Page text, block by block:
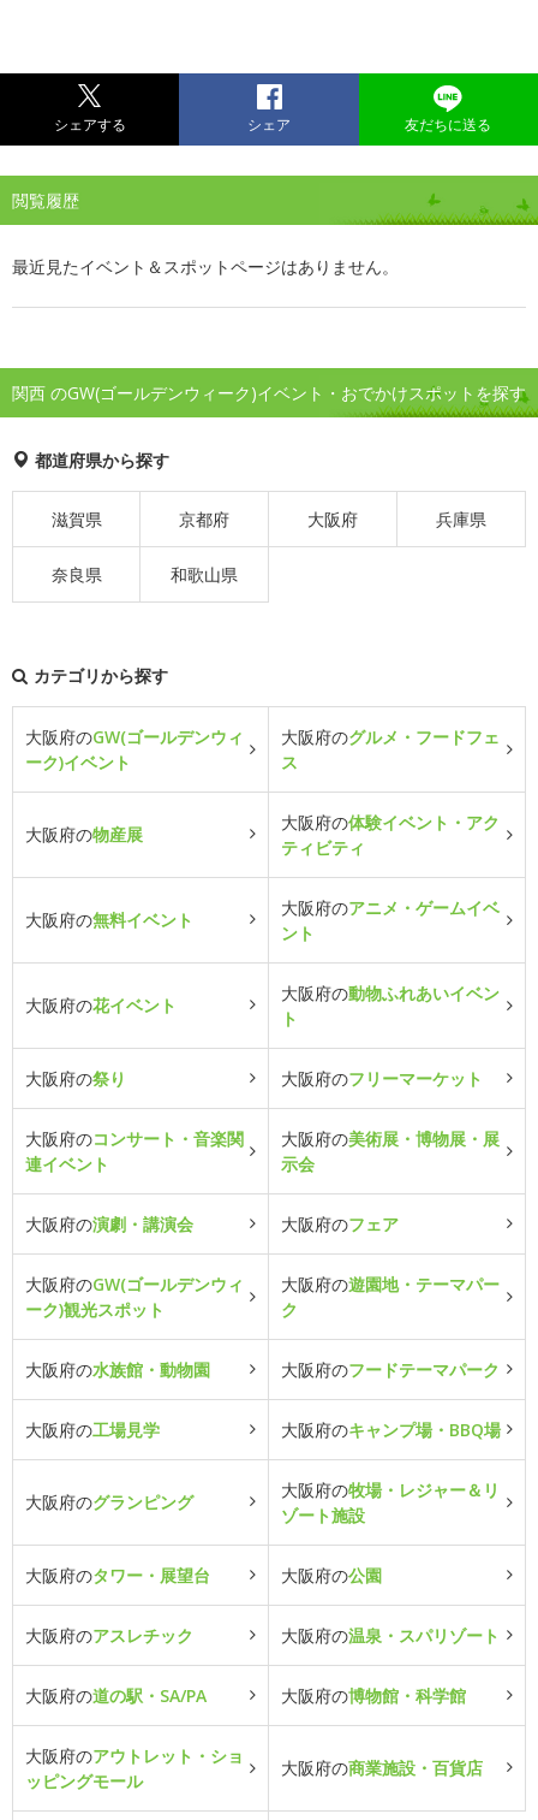
シェアする シェア 友だちに送る
閲覧履歴
最近見たイベント＆スポットページはありません。
関西 のGW(ゴールデンウィーク)イベント・おでかけスポットを探す
都道府県から探す
滋賀県 京都府 大阪府 兵庫県
奈良県 和歌山県
カテゴリから探す
大阪府のGW(ゴールデンウィ
ーク)イベント
大阪府のグルメ・フードフェ
ス
大阪府の物産展
大阪府の体験イベント・アク
ティビティ
大阪府の無料イベント
大阪府のアニメ・ゲームイベ
ント
大阪府の花イベント
大阪府の動物ふれあいイベン
ト
大阪府の祭り 大阪府のフリーマーケット
大阪府のコンサート・音楽関
連イベント
大阪府の美術展・博物展・展
示会
大阪府の演劇・講演会 大阪府のフェア
大阪府のGW(ゴールデンウィ
ーク)観光スポット
大阪府の遊園地・テーマパー
ク
大阪府の水族館・動物園 大阪府のフードテーマパーク
大阪府の工場見学 大阪府のキャンプ場・BBQ場
大阪府のグランピング
大阪府の牧場・レジャー＆リ
ゾート施設
大阪府のタワー・展望台 大阪府の公園
大阪府のアスレチック 大阪府の温泉・スパリゾート
大阪府の道の駅・SA/PA 大阪府の博物館・科学館
大阪府のアウトレット・ショ
ッピングモール
大阪府の商業施設・百貨店